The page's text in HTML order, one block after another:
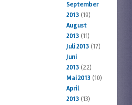
September
2013 (19)
August
2013 (11)
Juli 2013 (17)
Juni
2013 (22)
Mai 2013 (10)
April
2013 (13)